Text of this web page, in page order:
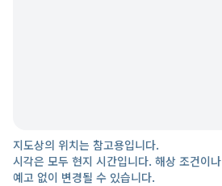
지도상의 위치는 참고용입니다.
시각은 모두 현지 시간입니다. 해상 조건이
예고 없이 변경될 수 있습니다.